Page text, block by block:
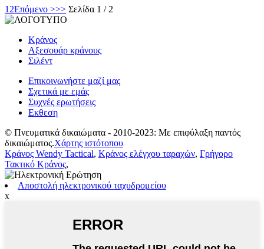
1 2Επόμενο >>> Σελίδα 1 / 2
Κράνος
Αξεσουάρ κράνους
Σιλέντ
Επικοινωνήστε μαζί μας
Σχετικά με εμάς
Συχνές ερωτήσεις
Εκθεση
© Πνευματικά δικαιώματα - 2010-2023: Με επιφύλαξη παντός
δικαιώματος.Χάρτης ιστότοπου
Κράνος Wendy Tactical, Κράνος ελέγχου ταραχών, Γρήγορο
Τακτικό Κράνος,
Αποστολή ηλεκτρονικού ταχυδρομείου
x